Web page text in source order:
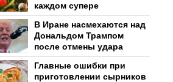
каждом супере
В Иране насмехаются над
Дональдом Трампом
после отмены удара
Главные ошибки при
приготовлении сырников